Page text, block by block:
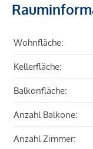
Wohnfläche:
Kellerfläche:
Balkonfläche:
Anzahl Balkone:
Anzahl Zimmer: